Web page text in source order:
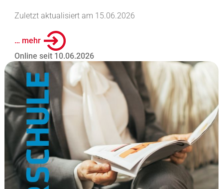
Zuletzt aktualisiert am 15.06.2026
… mehr
Online seit 10.06.2026